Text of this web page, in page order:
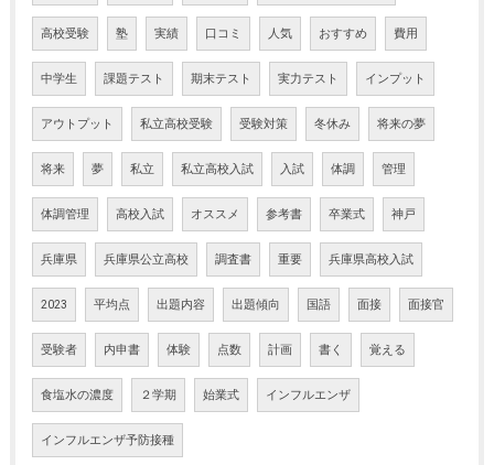
高校受験 塾 実績 口コミ 人気 おすすめ 費用
中学生 課題テスト 期末テスト 実力テスト インプット
アウトプット 私立高校受験 受験対策 冬休み 将来の夢
将来 夢 私立 私立高校入試 入試 体調 管理
体調管理 高校入試 オススメ 参考書 卒業式 神戸
兵庫県 兵庫県公立高校 調査書 重要 兵庫県高校入試
2023 平均点 出題内容 出題傾向 国語 面接 面接官
受験者 内申書 体験 点数 計画 書く 覚える
食塩水の濃度 ２学期 始業式 インフルエンザ
インフルエンザ予防接種